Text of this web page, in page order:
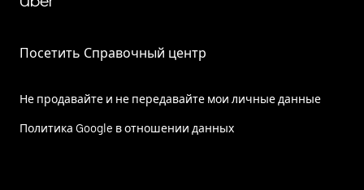
Посетить Справочный центр
Не продавайте и не передавайте мои личные данные
Политика Google в отношении данных